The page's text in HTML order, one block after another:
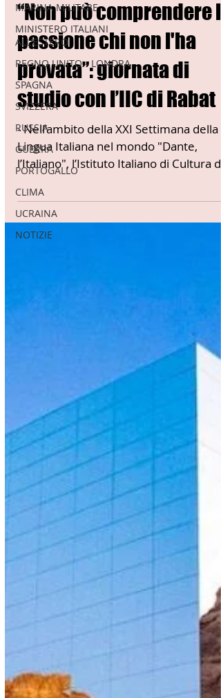
MARINA MILITARE
MINISTERO ITALIANI
ALL'ESTERO
REGNO UNITO - LONDRA
SPAGNA
SVIZZERA
RUSSIA
GUERRA
PORTOGALLO
CLIMA
UCRAINA
NOTIZIE
03 - ITALIANI ALL'ESTERO
“Non può comprendere la
passione chi non l'ha
provata”: giornata di
studio con l’IIC di Rabat
- Nell’ambito della XXI Settimana della
Lingua Italiana nel mondo "Dante,
l’Italiano", l’Istituto Italiano di Cultura di
Rabat e il...